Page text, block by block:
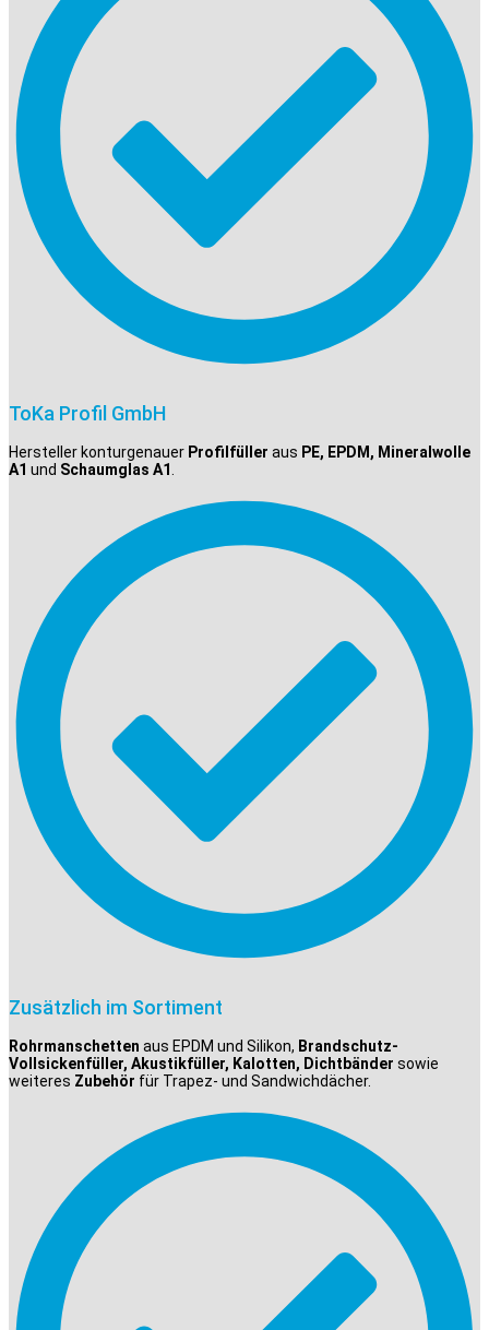
ToKa Profil GmbH
Hersteller konturgenauer Profilfüller aus PE, EPDM, Mineralwolle
A1 und Schaumglas A1
Zusätzlich im Sortiment
Rohrmanschetten aus EPDM und Silikon, Brandschutz-
Vollsickenfüller, Akustikfüller, Kalotten, Dichtbänder sowie
weiteres Zubehör für Trapez- und Sandwichdächer.